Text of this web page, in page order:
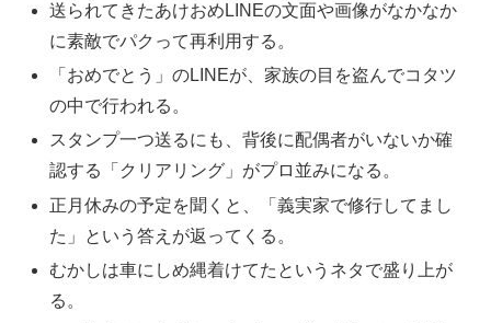
送られてきたあけおめLINEの文面や画像がなかなか
に素敵でパクって再利用する。
「おめでとう」のLINEが、家族の目を盗んでコタツ
の中で行われる。
スタンプ一つ送るにも、背後に配偶者がいないか確
認する「クリアリング」がプロ並みになる。
正月休みの予定を聞くと、「義実家で修行してまし
た」という答えが返ってくる。
むかしは車にしめ縄着けてたというネタで盛り上が
る。